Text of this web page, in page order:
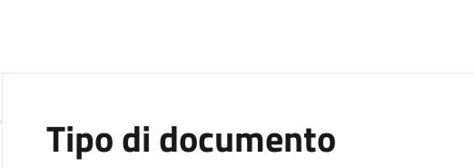
Tipo di documento